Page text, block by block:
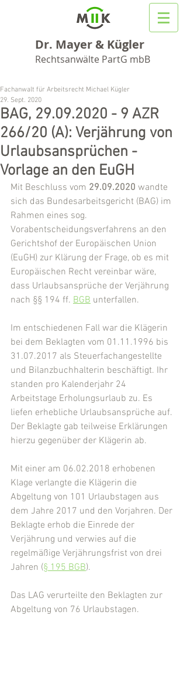
Dr. Mayer & Kügler
Rechtsanwälte PartG mbB
BAG, 29.09.2020 - 9 AZR
266/20 (A): Verjährung von
Urlaubsansprüchen -
Vorlage an den EuGH
Fachanwalt für Arbeitsrecht Michael Kügler
29. Sept. 2020
Mit Beschluss vom 29.09.2020 wandte
sich das Bundesarbeitsgericht (BAG) im
Rahmen eines sog.
Vorabentscheidungsverfahrens an den
Gerichtshof der Europäischen Union
(EuGH) zur Klärung der Frage, ob es mit
Europäischen Recht vereinbar wäre,
dass Urlaubsansprüche der Verjährung
nach §§ 194 ff. BGB unterfallen.
Im entschiedenen Fall war die Klägerin
bei dem Beklagten vom 01.11.1996 bis
31.07.2017 als Steuerfachangestellte
und Bilanzbuchhalterin beschäftigt. Ihr
standen pro Kalenderjahr 24
Arbeitstage Erholungsurlaub zu. Es
liefen erhebliche Urlaubsansprüche auf.
Der Beklagte gab teilweise Erklärungen
hierzu gegenüber der Klägerin ab.
Mit einer am 06.02.2018 erhobenen
Klage verlangte die Klägerin die
Abgeltung von 101 Urlaubstagen aus
dem Jahre 2017 und den Vorjahren. Der
Beklagte erhob die Einrede der
Verjährung und verwies auf die
regelmäßige Verjährungsfrist von drei
Jahren (§ 195 BGB).
Das LAG verurteilte den Beklagten zur
Abgeltung von 76 Urlaubstagen.